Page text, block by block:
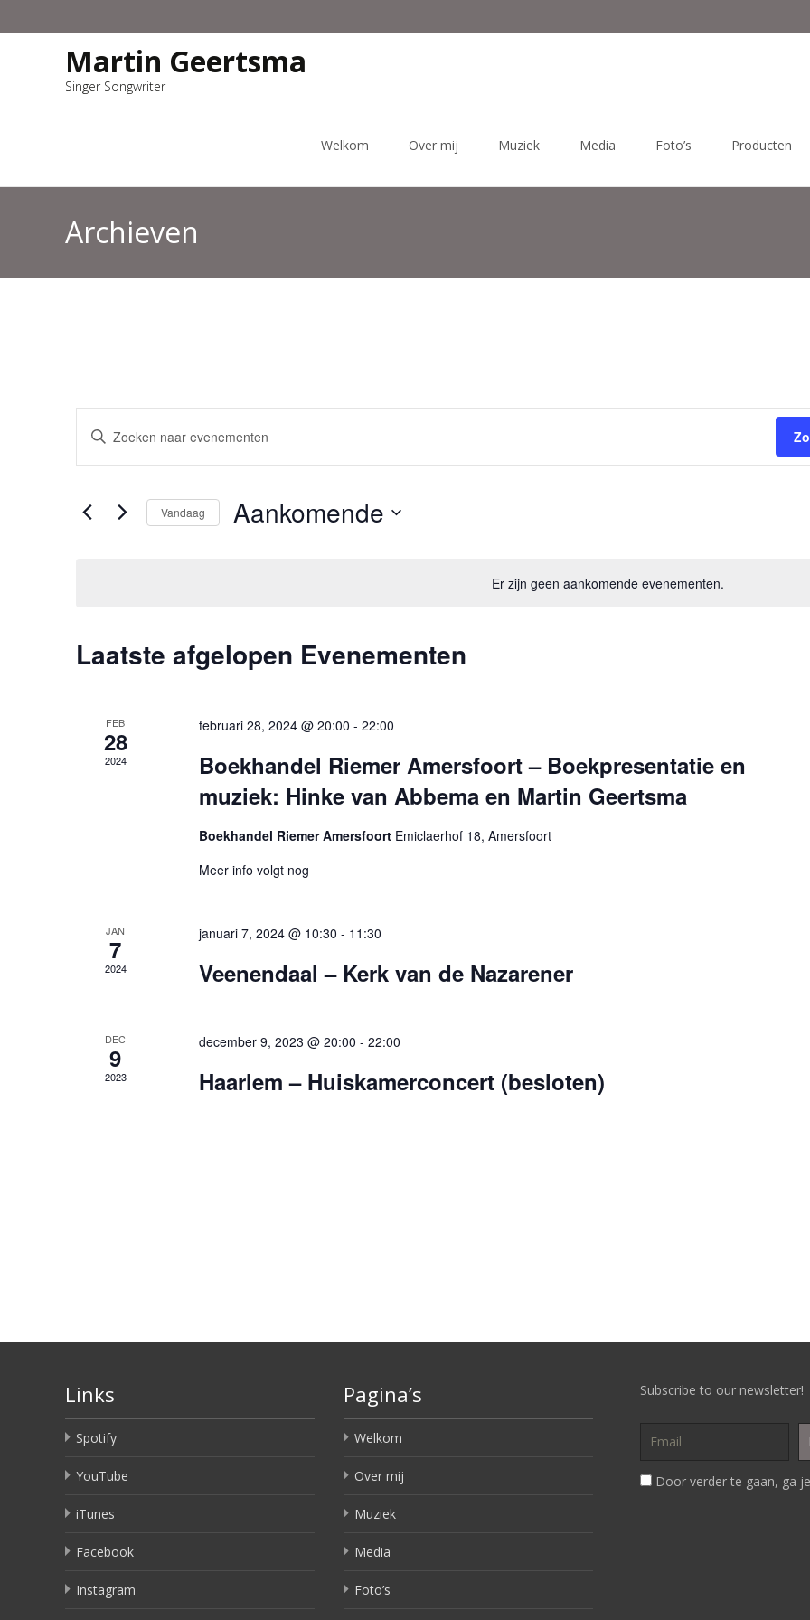
Martin Geertsma
Singer Songwriter
naar
inhoud
Welkom Over mij Muziek Media Foto’s Producten
Archieven
Er zijn geen aankomende evenementen.
Evenementen
Zoeken
en
weergeven
Vul
Zoek
Vandaag Aankomende
Laatste afgelopen Evenementen
FEB
28
2024
februari 28, 2024 @ 20:00 - 22:00
Boekhandel Riemer Amersfoort – Boekpresentatie en
muziek: Hinke van Abbema en Martin Geertsma
Boekhandel Riemer Amersfoort Emiclaerhof 18, Amersfoort
Meer info volgt nog
JAN
7
2024
januari 7, 2024 @ 10:30 - 11:30
Veenendaal – Kerk van de Nazarener
DEC
9
2023
december 9, 2023 @ 20:00 - 22:00
Haarlem – Huiskamerconcert (besloten)
Links
Spotify
YouTube
iTunes
Facebook
Instagram
Pagina’s
Welkom
Over mij
Muziek
Media
Foto’s
Subscribe to our newsletter!
Door verder te gaan, ga